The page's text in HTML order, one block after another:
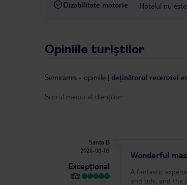
Dizabilitate motorie Hotelul nu
Opiniile turiștilor
Semiramis - opiniile | deținătorul recenziei
Scorul mediu al clienților:
Santa B
2026-08-03
Excepțional
Wonderful
A fantastic
and tidy, and the